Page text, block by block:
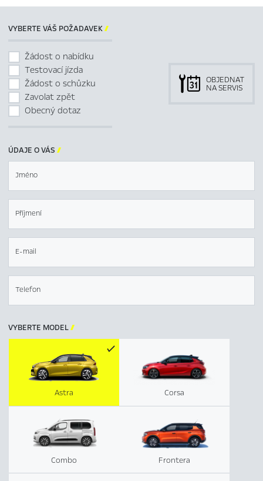
VYBERTE VÁŠ POŽADAVEK
Žádost o nabídku
Testovací jízda
Žádost o schůzku
Zavolat zpět
Obecný dotaz
OBJEDNAT
NA SERVIS
ÚDAJE O VÁS 
Jméno
Příjmení
E-mail
Telefon
VYBERTE MODEL
Corsa
Combo Frontera
Astra